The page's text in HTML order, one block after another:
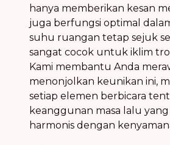
hanya memberikan kesan
juga berfungsi optimal
suhu ruangan tetap sejuk
sangat cocok untuk iklim
Kami membantu Anda
menonjolkan keunikan ini,
setiap elemen berbicara
keanggunan masa lalu
harmonis dengan